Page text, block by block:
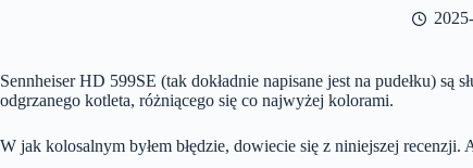
Sennheiser HD 599SE (tak dokładnie napisane jest na pudełku)
odgrzanego kotleta, różniącego się co najwyżej kolorami.
W jak kolosalnym byłem błędzie, dowiecie się z niniejszej recenzji.